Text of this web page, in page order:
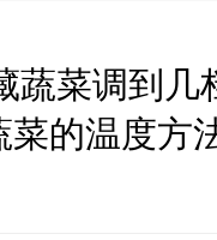
菜调到几
菜的温度方